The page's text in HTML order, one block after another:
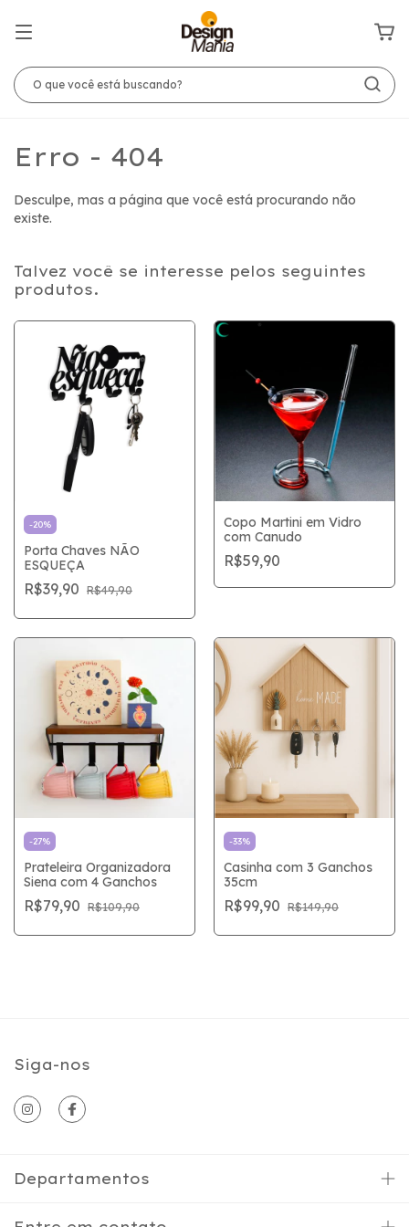
Erro - 404
Desculpe, mas a página que você está procurando não
existe.
Talvez você se interesse pelos seguintes
produtos.
-20%
Porta Chaves NÃO
ESQUEÇA
R$39,90 R$49,90
Copo Martini em Vidro
com Canudo
R$59,90
-27%
Prateleira Organizadora
Siena com 4 Ganchos
R$79,90 R$109,90
-33%
Casinha com 3 Ganchos
35cm
R$99,90 R$149,90
Siga-nos
Departamentos